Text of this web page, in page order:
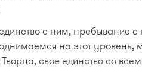
с ним, пребывание
на этот уровень,
свое единство со